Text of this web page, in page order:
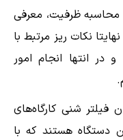
محاسبه ظرفیت، معرفی
نکات ریز مرتبط با
در انتها انجام امور
شنی کارگاه‌های
دستگاه هستند که با